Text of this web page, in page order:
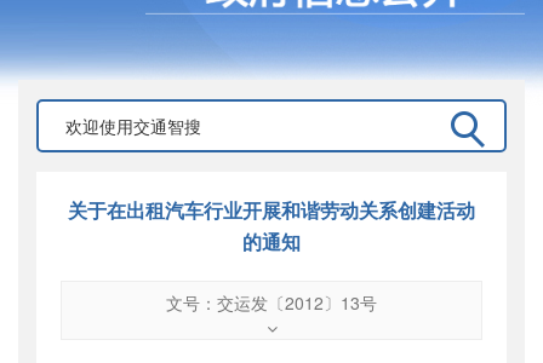
关于在出租汽车行业开展和谐劳动关系创建活动
的通知
文号：交运发〔2012〕13号
交运发〔2012〕13号